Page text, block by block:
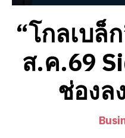
“โกลเบล็
ส.ค.69
ช่องล